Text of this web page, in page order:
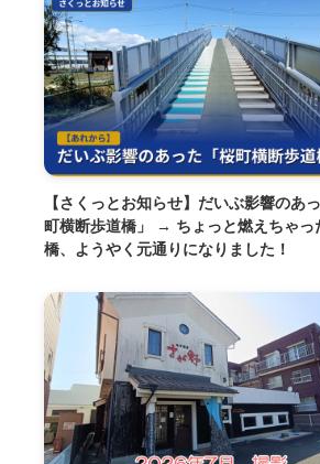
【さくっとお知らせ】だいぶ影響のあ
町横断歩道橋」 → ちょっと燃えちゃっ
橋、ようやく元通りになりました！